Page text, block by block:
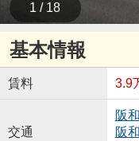
1 / 18
基本情報
賃料 3.9
交通
阪
阪